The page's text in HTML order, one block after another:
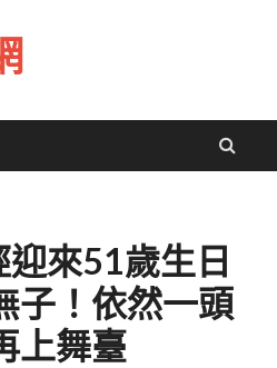
迎來51歲生日
子！依然一頭
上舞臺